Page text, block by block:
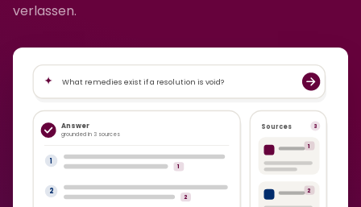
verlassen.
What remedies exist if a resolution is void?
Answer
grounded in 3 sources
1
1
2
2
Sources 3
1
2